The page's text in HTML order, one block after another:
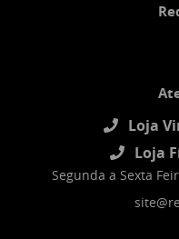
Loja
Loja
Segunda a Sexta